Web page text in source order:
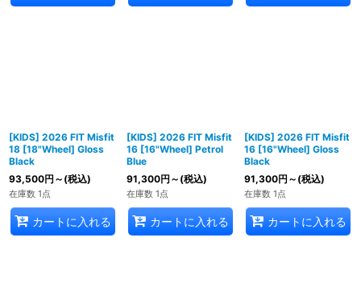
[KIDS] 2026 FIT Misfit
18 [18"Wheel] Gloss
Black
93,500円 ～ (税込)
在庫数 1点
カートに入れる
[KIDS] 2026 FIT Misfit
16 [16"Wheel] Petrol
Blue
91,300円 ～ (税込)
在庫数 1点
カートに入れる
[KIDS] 2026 FIT Misfit
16 [16"Wheel] Gloss
Black
91,300円 ～ (税込)
在庫数 1点
カートに入れる